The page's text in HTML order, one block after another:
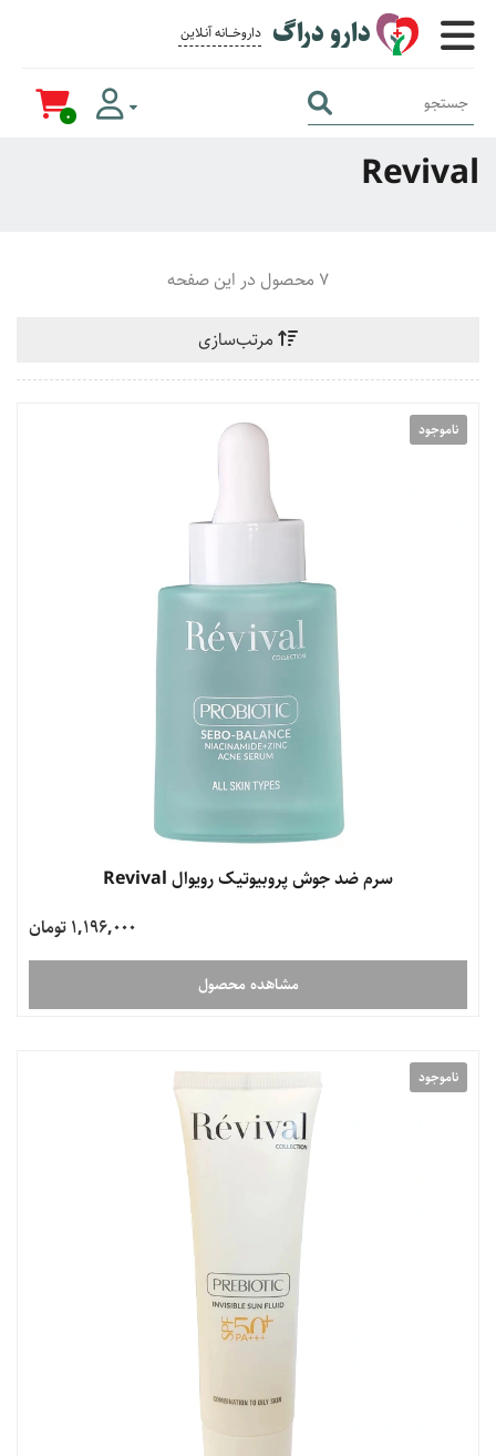
دارو دراگ داروخــــانه آنــلاین برای همــه
0
Revival
7 محصول در این صفحه
مرتب‌سازی
ناموجود
سرم ضد جوش پروبیوتیک رویوال Revival
1,196,000 تومان
مشاهده محصول
ناموجود